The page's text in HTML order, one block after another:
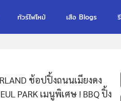
ทัวร์ไฟไหม้ เสือ Blogs
ช้อปปิ้งถนนเมียงดง
PARK เมนูพิเศษ ! BBQ ปิ้ง